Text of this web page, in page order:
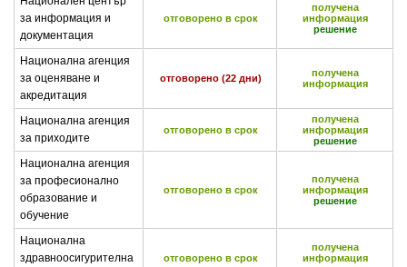
за информация и
документация
отговорено в срок
получена
информация
решение
Национална агенция
за оценяване и
акредитация
отговорено (22 дни)
получена
информация
Национална агенция
за приходите
отговорено в срок
получена
информация
решение
Национална агенция
за професионално
образование и
обучение
отговорено в срок
получена
информация
решение
Национална
здравноосигурителна
отговорено в срок
получена
информация